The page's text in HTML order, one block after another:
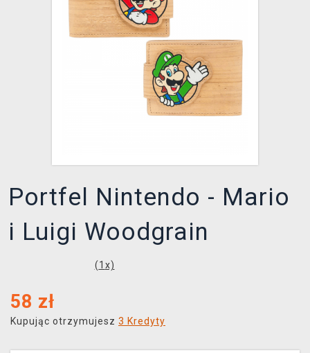
Portfel Nintendo - Mario
i Luigi Woodgrain
(1 x)
58 zł
Kupując otrzymujesz 3 Kredyty